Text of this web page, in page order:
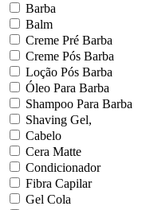
Barba
Balm
Creme Pré Barba
Creme Pós Barba
Loção Pós Barba
Óleo Para Barba
Shampoo Para Barba
Shaving Gel,
Cabelo
Cera Matte
Condicionador
Fibra Capilar
Gel Cola